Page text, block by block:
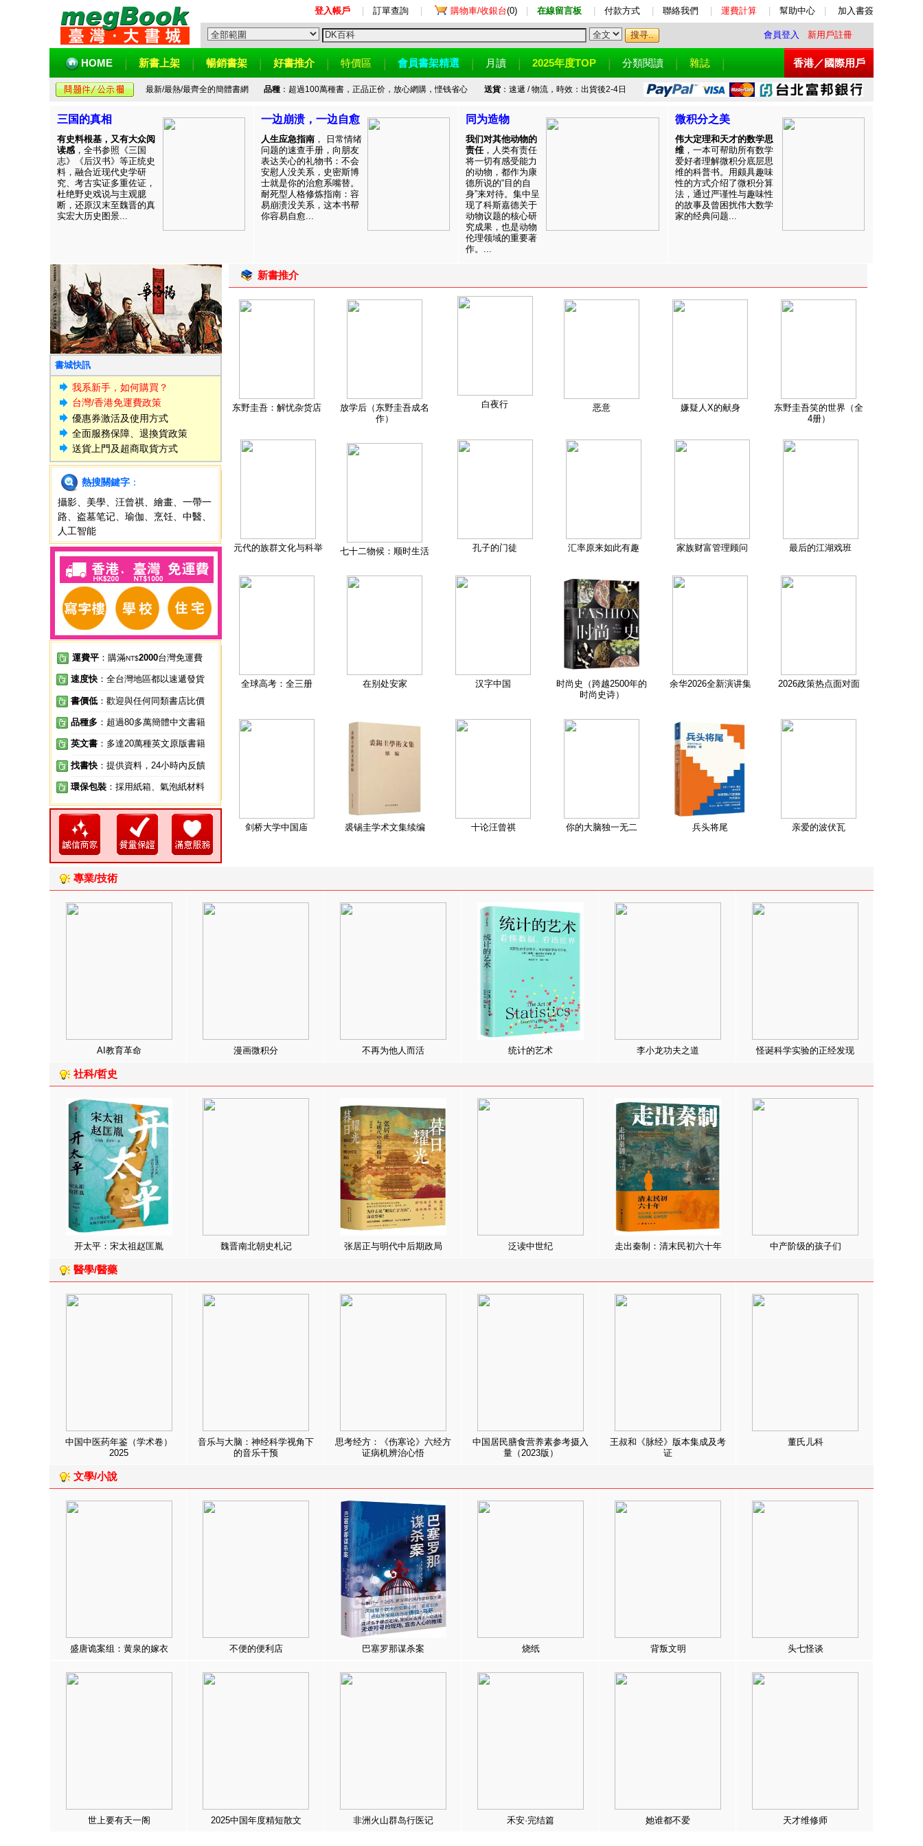
登入帳戶 訂單查詢 購物車/收銀台(0) 在線留言板 付款方式 聯絡我們 運費計算 幫助中心 加入書簽
會員登入 新用戶註冊
HOME 新書上架 暢銷書架 好書推介 特價區 會員書架精選 月讀 2025年度TOP 分類閱讀 雜誌 香港／國際用戶
最新/最熱/最齊全的簡體書網 品種：超過100萬種書，正品正价，放心網購，悭钱省心 送貨：速遞 / 物流，時效：出貨後2-4日
三国的真相
有史料根基，又有大众阅
读感 ，全书参照《三国
志》《后汉书》等正统史
料，融合近现代史学研
究、考古实证多重佐证，
杜绝野史戏说与主观臆
断，还原汉末至魏晋的真
实宏大历史图景...
一边崩溃，一边自愈
人生应急指南 ， 日常情绪
问题的速查手册，向朋友
表达关心的礼物书：不会
安慰人没关系，史密斯博
士就是你的治愈系嘴替。
耐死型人格修炼指南：容
易崩溃没关系，这本书帮
你容易自愈...
同为造物
我们对其他动物的
责任，人类有责任
将一切有感受能力
的动物，都作为康
德所说的“目的自
身”来对待。集中呈
现了科斯嘉德关于
动物议题的核心研
究成果，也是动物
伦理领域的重要著
作。...
微积分之美
伟大定理和天才的数学思
维 ，一本可帮助所有数学
爱好者理解微积分底层思
维的科普书。用颇具趣味
性的方式介绍了微积分算
法，通过严谨性与趣味性
的故事及曾困扰伟大数学
家的经典问题...
書城快訊
我系新手，如何購買？
台灣/香港免運費政策
優惠券激活及使用方式
全面服務保障、退換貨政策
送貨上門及超商取貨方式
熱搜關鍵字 ：
攝影
美學 汪曾祺 繪畫
一帶一
路
盗墓笔记 瑜伽 烹饪 中醫
人工智能
運費平 ：購滿NT$2000台灣免運費
速度快 ：全台灣地區都以速遞發貨
書價低 ：歡迎與任何同類書店比價
品種多 ：超過80多萬簡體中文書籍
英文書 ：多達20萬種英文原版書籍
找書快 ：提供資料，24小時內反饋
環保包裝 ：採用紙箱、氣泡紙材料
新書推介
东野圭吾：解忧杂货店
放学后（东野圭吾成名
作）
白夜行 恶意 嫌疑人X的献身
东野圭吾笑的世界（全
4册）
元代的族群文化与科举 七十二物候：顺时生活 孔子的门徒 汇率原来如此有趣 家族财富管理顾问 最后的江湖戏班
全球高考：全三册 在别处安家 汉字中国
时尚史（跨越2500年的
时尚史诗）
余华2026全新演讲集 2026政策热点面对面
剑桥大学中国庙 裘锡圭学术文集续编 十论汪曾祺 你的大脑独一无二 兵头将尾 亲爱的波伏瓦
專業/技術
AI教育革命 漫画微积分 不再为他人而活 统计的艺术 李小龙功夫之道 怪诞科学实验的正经发现
社科/哲史
开太平：宋太祖赵匡胤 魏晋南北朝史札记 张居正与明代中后期政局 泛读中世纪 走出秦制：清末民初六十年 中产阶级的孩子们
醫學/醫藥
中国中医药年鉴（学术卷）
2025
音乐与大脑：神经科学视角下
的音乐干预
思考经方：《伤寒论》六经方
证病机辨治心悟
中国居民膳食营养素参考摄入
量（2023版）
王叔和《脉经》版本集成及考
证
董氏儿科
文學/小說
盛唐诡案组：黄泉的嫁衣 不便的便利店 巴塞罗那谋杀案 烧纸 背叛文明 头七怪谈
世上要有天一阁 2025中国年度精短散文 非洲火山群岛行医记 禾安·完结篇 她谁都不爱 天才维修师